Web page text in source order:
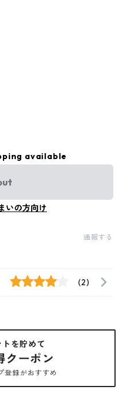
available
いの方向け
通報する
(2)
を貯めて
クーポン
登録がおすすめ